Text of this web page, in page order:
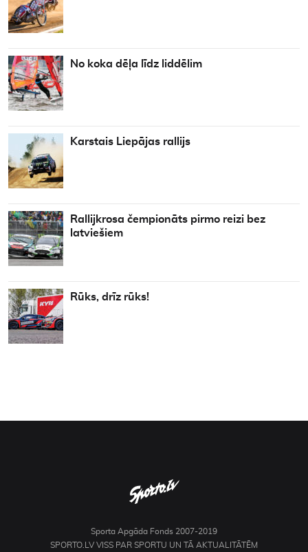
No koka dēļa līdz liddēlim
Karstais Liepājas rallijs
Rallijkrosa čempionāts pirmo reizi bez
latviešiem
Rūks, drīz rūks!
Sporta Apgāda Fonds 2007-2019
SPORTO.LV VISS PAR SPORTU UN TĀ AKTUALITĀTĒM